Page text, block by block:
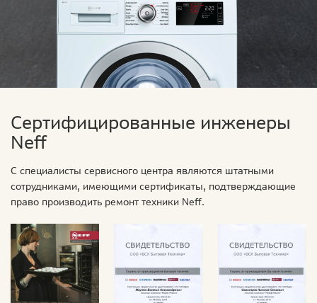
Сертифицированные инженеры
Neff
С специалисты сервисного центра являются штатными
сотрудниками, имеющими сертификаты, подтверждающие
право производить ремонт техники Neff.